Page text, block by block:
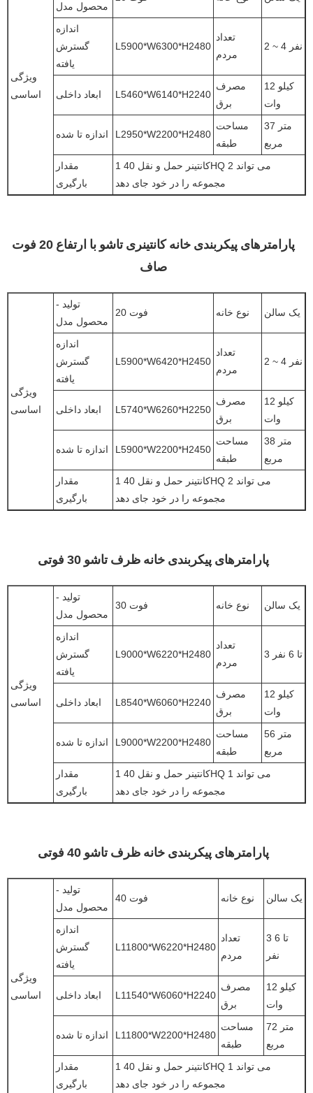
ویژگی
اساسی
محصول مدل
اندازه
گسترش
یافته
L5900*W6300*H2480
تعداد
مردم
2 ~ 4 نفر
ابعاد داخلی L5460*W6140*H2240
مصرف
برق
12 کیلو
وات
اندازه تا شده L2950*W2200*H2480
مساحت
طبقه
37 متر
مربع
مقدار
بارگیری
1 کانتینر حمل و نقل 40HQ می تواند 2
مجموعه را در خود جای دهد
پارامترهای پیکربندی خانه کانتینری تاشو با ارتفاع 20 فوت
صاف
ویژگی
اساسی
تولید -
محصول مدل
20 فوت نوع خانه یک سالن
اندازه
گسترش
یافته
L5900*W6420*H2450
تعداد
مردم
2 ~ 4 نفر
ابعاد داخلی L5740*W6260*H2250
مصرف
برق
12 کیلو
وات
اندازه تا شده L5900*W2200*H2450
مساحت
طبقه
38 متر
مربع
مقدار
بارگیری
1 کانتینر حمل و نقل 40HQ می تواند 2
مجموعه را در خود جای دهد
پارامترهای پیکربندی خانه ظرف تاشو 30 فوتی
ویژگی
اساسی
تولید -
محصول مدل
30 فوت نوع خانه یک سالن
اندازه
گسترش
یافته
L9000*W6220*H2480
تعداد
مردم
3 تا 6 نفر
ابعاد داخلی L8540*W6060*H2240
مصرف
برق
12 کیلو
وات
اندازه تا شده L9000*W2200*H2480
مساحت
طبقه
56 متر
مربع
مقدار
بارگیری
1 کانتینر حمل و نقل 40HQ می تواند 1
مجموعه را در خود جای دهد
پارامترهای پیکربندی خانه ظرف تاشو 40 فوتی
ویژگی
اساسی
تولید -
محصول مدل
40 فوت نوع خانه یک سالن
اندازه
گسترش
یافته
L11800*W6220*H2480
تعداد
مردم
3 تا 6
نفر
ابعاد داخلی L11540*W6060*H2240
مصرف
برق
12 کیلو
وات
اندازه تا شده L11800*W2200*H2480
مساحت
طبقه
72 متر
مربع
مقدار
بارگیری
1 کانتینر حمل و نقل 40HQ می تواند 1
مجموعه را در خود جای دهد